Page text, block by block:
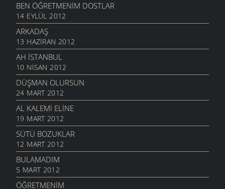
BEN ÖĞRETMENIM DOSTLAR
14 EYLÜL 2012
ARKADAŞ
13 HAZIRAN 2012
AH İSTANBUL
10 NISAN 2012
DÜŞMAN OLURSUN
24 MART 2012
AL KALEMI ELINE
19 MART 2012
SÜTÜ BOZUKLAR
12 MART 2012
BULAMADIM
5 MART 2012
ÖĞRETMENIM